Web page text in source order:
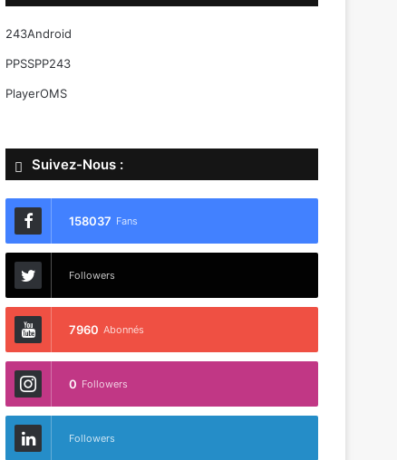
243Android
PPSSPP243
PlayerOMS
Suivez-Nous :
158037 Fans
Followers
7960 Abonnés
0 Followers
Followers